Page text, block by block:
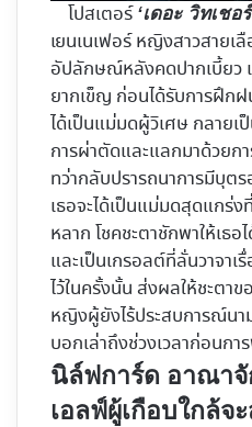
โปสเตอร์ ‘เดอะ วิทเชอ
เยนเนเฟอร์ หญิงสาวสายเ
อัปลักษณ์หลังคดปากเบี้ยว
ยากเข็ญ ก่อนได้รับการฝึก
ได้เป็นแม่มดผู้วิเศษ กลาย
การผ่าตัดและแลกมาด้วยก
ทว่ากลับปรารถนาการมีบุต
เธอจะได้เป็นแม่มดสุดแกร่
หลาก โชคชะตาชักพาให้เธ
และเป็นเกรอลต์ที่ลั่นวาจาเ
ไว้ในครั้งนั้น ส่งผลให้ชะตา
หญิงผู้ยังไร้ประสบการณ์นา
บอกเล่าถึงช่วงเวลาก่อนก
นิล์ฟการ์ด อาณาจั
เอลฟ์ผู้เกือบใกล้จ